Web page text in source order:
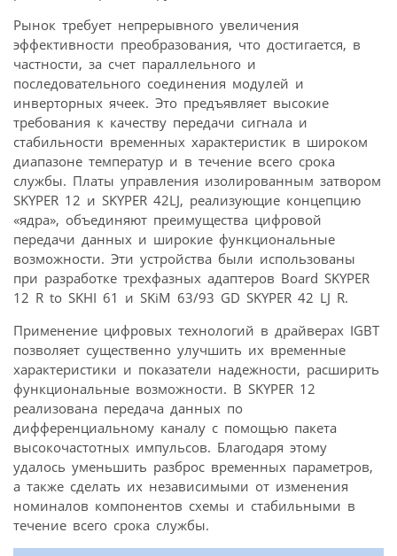
Рынок требует непрерывного увеличения
эффективности преобразования, что достигается, в
частности, за счет параллельного и
последовательного соединения модулей и
инверторных ячеек. Это предъявляет высокие
требования к качеству передачи сигнала и
стабильности временных характеристик в широком
диапазоне температур и в течение всего срока
службы. Платы управления изолированным затвором
SKYPER 12 и SKYPER 42LJ, реализующие концепцию
«ядра», объединяют преимущества цифровой
передачи данных и широкие функциональные
возможности. Эти устройства были использованы
при разработке трехфазных адаптеров Board SKYPER
12 R to SKHI 61 и SKiM 63/93 GD SKYPER 42 LJ R.
Применение цифровых технологий в драйверах IGBT
позволяет существенно улучшить их временные
характеристики и показатели надежности, расширить
функциональные возможности. В SKYPER 12
реализована передача данных по
дифференциальному каналу с помощью пакета
высокочастотных импульсов. Благодаря этому
удалось уменьшить разброс временных параметров,
а также сделать их независимыми от изменения
номиналов компонентов схемы и стабильными в
течение всего срока службы.